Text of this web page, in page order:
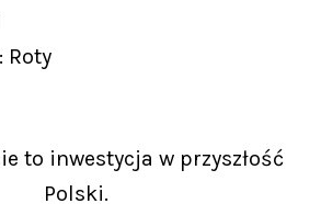
Roty
to inwestycja w przyszłość
Polski.